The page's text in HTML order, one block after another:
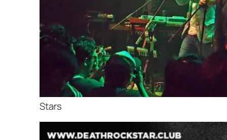
Stars